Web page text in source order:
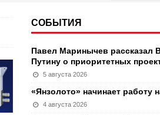
СОБЫТИЯ
Павел Маринычев рассказал
Путину о приоритетных
5 августа 2026
«Янзолото» начинает работу
4 августа 2026